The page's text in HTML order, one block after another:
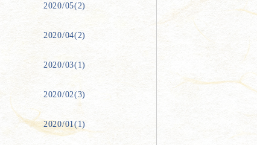
2020/05(2)
2020/04(2)
2020/03(1)
2020/02(3)
2020/01(1)